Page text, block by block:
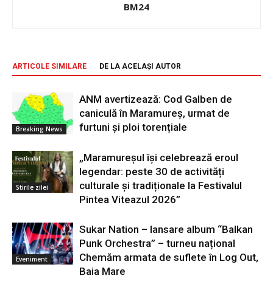
BM24
ARTICOLE SIMILARE DE LA ACELAȘI AUTOR
Breaking News
ANM avertizează: Cod Galben de
caniculă în Maramureș, urmat de
furtuni și ploi torențiale
Stirile zilei
„Maramureșul își celebrează eroul
legendar: peste 30 de activități
culturale și tradiționale la Festivalul
Pintea Viteazul 2026”
Eveniment
Sukar Nation – lansare album “Balkan
Punk Orchestra” – turneu național
Chemăm armata de suflete în Log Out,
Baia Mare